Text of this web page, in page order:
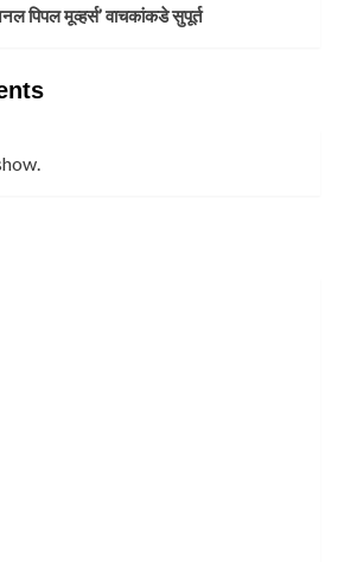
पिपल मूव्हर्स’ वाचकांकडे सुपूर्त